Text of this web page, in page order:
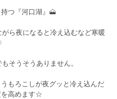
つ『河口湖』🗻
ら夜になると冷え込むなど寒暖
そうそうありません。
もろこしが夜グッと冷え込んだ
を高めます☆